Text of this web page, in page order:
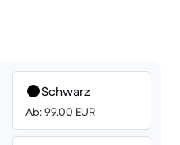
Schwarz
Ab: 99.00 EUR